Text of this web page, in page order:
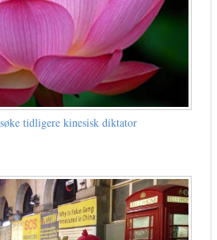
tidligere kinesisk diktator